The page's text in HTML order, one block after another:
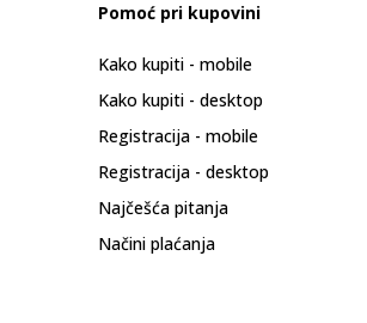
Pomoć pri kupovini
Kako kupiti - mobile
Kako kupiti - desktop
Registracija - mobile
Registracija - desktop
Najčešća pitanja
Načini plaćanja